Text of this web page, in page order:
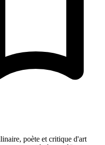
poète et critique d'art